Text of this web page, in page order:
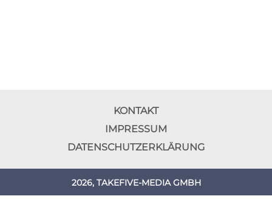
KONTAKT
IMPRESSUM
DATENSCHUTZERKLÄRUNG
2026, TAKEFIVE-MEDIA GMBH